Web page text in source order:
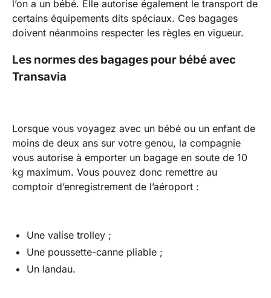
l’on a un bébé. Elle autorise également le transport de
certains équipements dits spéciaux. Ces bagages
doivent néanmoins respecter les règles en vigueur.
Les normes des bagages pour bébé avec
Transavia
Lorsque vous voyagez avec un bébé ou un enfant de
moins de deux ans sur votre genou, la compagnie
vous autorise à emporter un bagage en soute de 10
kg maximum. Vous pouvez donc remettre au
comptoir d’enregistrement de l’aéroport :
Une valise trolley ;
Une poussette-canne pliable ;
Un landau.